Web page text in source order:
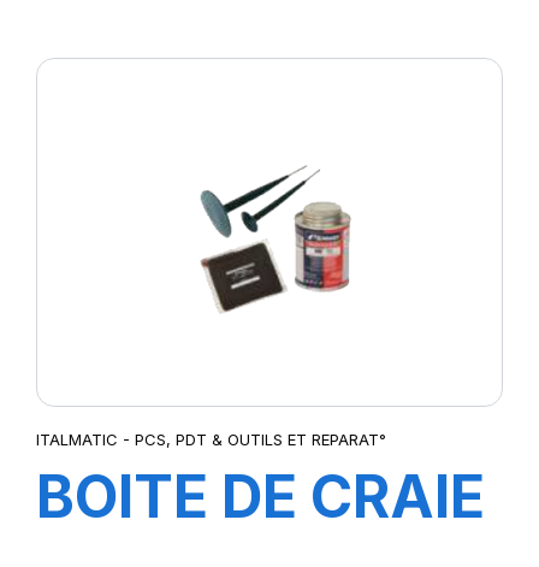
CAOUTCHOUC
ITALMATIC - PCS, PDT & OUTILS ET REPARAT°
BOITE DE CRAIE